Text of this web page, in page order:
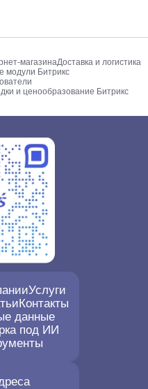
магазинаДоставка и логистика
модули Битрикс
и ценообразование Битрикс
Услуги
Контакты
данные
под ИИ